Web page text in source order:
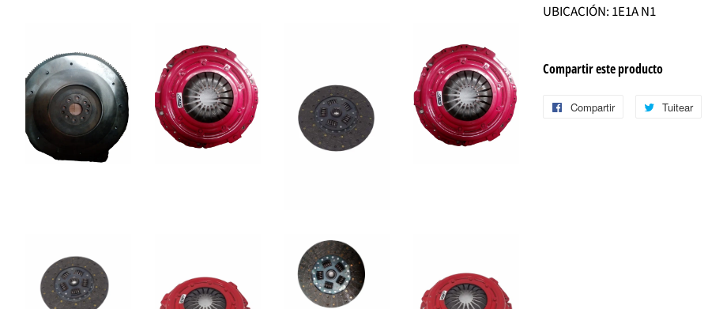
UBICACIÓN: 1E1A N1
Compartir este producto
Compartir
CompartirTuitear